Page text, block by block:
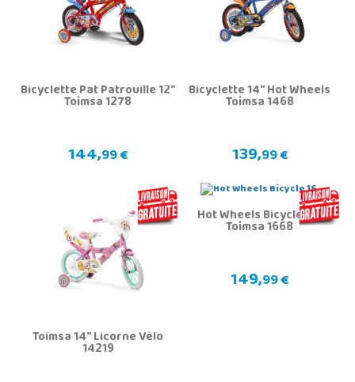
Bicyclette Pat Patrouille 12"
Toimsa 1278
144,99 €
Bicyclette 14" Hot Wheels
Toimsa 1468
139,99 €
Toimsa 14" Licorne Vélo
14219
Hot Wheels Bicycle 16"
Toimsa 1668
149,99 €